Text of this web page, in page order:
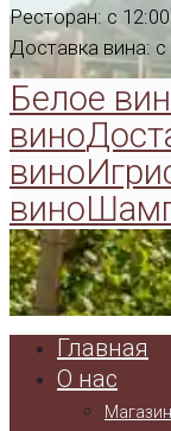
Ресторан: с
Доставка вина:
Белое
вино
вино
вино
Главная
О нас
Магазин